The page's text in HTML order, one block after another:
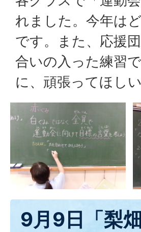
れました。今年は
です。また、応援
合いの入った練習
に、頑張ってほしい
9月9日「梨畑